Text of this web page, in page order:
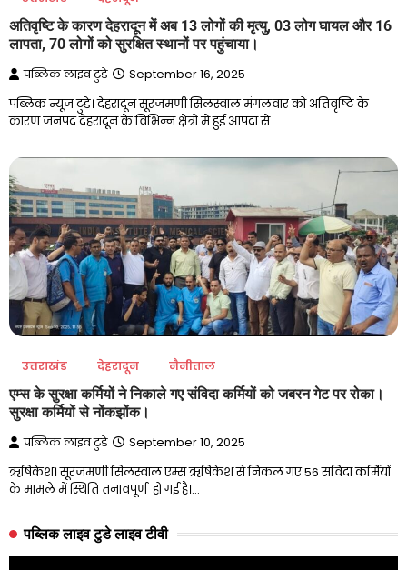
अतिवृष्टि के कारण देहरादून में अब 13 लोगों की मृत्यु, 03 लोग घायल और 16
लापता, 70 लोगों को सुरक्षित स्थानों पर पहुंचाया।
पब्लिक लाइव टुडे September 16, 2025
पब्लिक न्यूज टुडे। देहरादून सूरजमणी सिलस्वाल मंगलवार को अतिवृष्टि के
कारण जनपद देहरादून के विभिन्न क्षेत्रों में हुई आपदा से…
उत्तराखंड देहरादून नैनीताल
एम्स के सुरक्षा कर्मियों ने निकाले गए संविदा कर्मियों को जबरन गेट पर रोका।
सुरक्षा कर्मियों से नोंकझोंक।
पब्लिक लाइव टुडे September 10, 2025
ऋषिकेश। सूरजमणी सिलस्वाल एम्स ऋषिकेश से निकल गए 56 संविदा कर्मियों
के मामले में स्थिति तनावपूर्ण ‌ हो गई है।…
पब्लिक लाइव टुडे लाइव टीवी